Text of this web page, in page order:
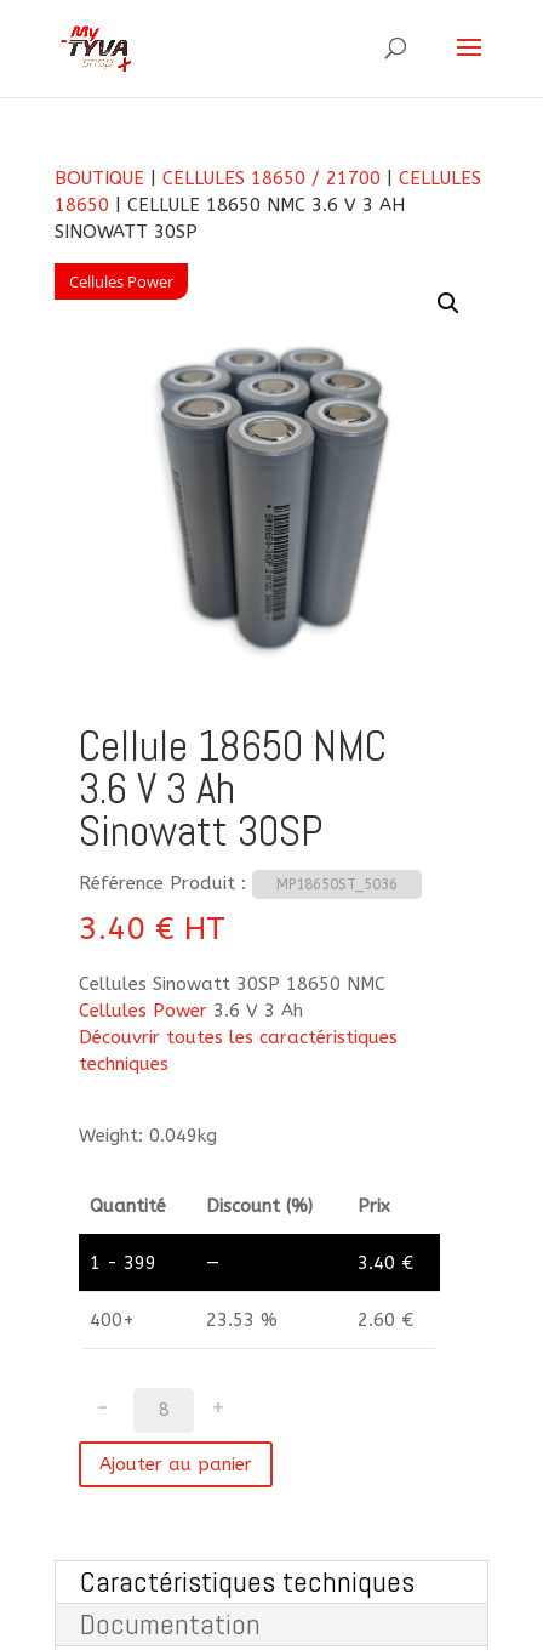
BOUTIQUE CELLULES 18650 / 21700
CELLULES
18650 | CELLULE 18650 NMC 3.6 V 3 AH
SINOWATT 30SP
Cellules Power
Cellule 18650 NMC
3.6 V 3 Ah
Sinowatt 30SP
Référence Produit : MP18650ST_5036
3.40 € HT
Cellules Sinowatt 30SP 18650 NMC
Cellules Power3.6 V 3 Ah
Découvrir toutes les caractéristiques
techniques
Weight: 0.049kg
Quantité Discount (%) Prix
1 - 399 — 3.40 €
400+ 23.53 % 2.60 €
quantité
Cellule
18650
V
3
Ah
Sinowatt
Ajouter au panier
Caractéristiques techniques
Documentation